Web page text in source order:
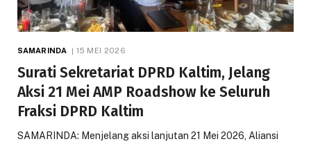
SAMARINDA 15 MEI 2026
Surati Sekretariat DPRD Kaltim, Jelang
Aksi 21 Mei AMP Roadshow ke Seluruh
Fraksi DPRD Kaltim
SAMARINDA: Menjelang aksi lanjutan 21 Mei 2026, Aliansi